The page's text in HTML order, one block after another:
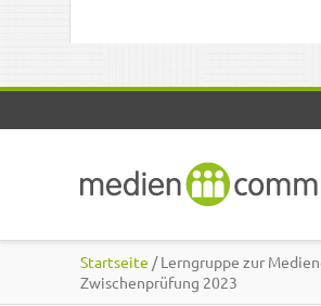
Startseite / Lerngruppe zur
Zwischenprüfung 2023